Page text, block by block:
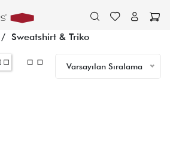
/ Sweatshirt & Triko
Varsayılan Sıralama